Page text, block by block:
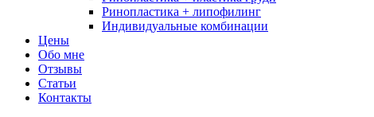
Ринопластика + липофилинг
Индивидуальные комбинации
Цены
Обо мне
Отзывы
Статьи
Контакты